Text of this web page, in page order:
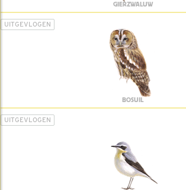
GIERZWALUW
UITGEVLOGEN
BOSUIL
UITGEVLOGEN